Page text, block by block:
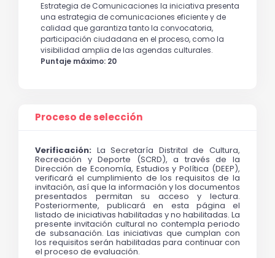
Estrategia de Comunicaciones la iniciativa presenta
una estrategia de comunicaciones eficiente y de
calidad que garantiza tanto la convocatoria,
participación ciudadana en el proceso, como la
visibilidad amplia de las agendas culturales.
Puntaje máximo: 20
Proceso de selección
Verificación: La Secretaría Distrital de Cultura,
Recreación y Deporte (SCRD), a través de la
Dirección de Economía, Estudios y Política (DEEP),
verificará el cumplimiento de los requisitos de la
invitación, así que la información y los documentos
presentados permitan su acceso y lectura.
Posteriormente, publicará en esta página el
listado de iniciativas habilitadas y no habilitadas. La
presente invitación cultural no contempla periodo
de subsanación. Las iniciativas que cumplan con
los requisitos serán habilitadas para continuar con
el proceso de evaluación.